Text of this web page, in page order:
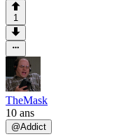
1
TheMask
10 ans
@Addict